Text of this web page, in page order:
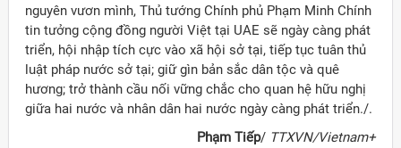
nguyên vươn mình, Thủ tướng Chính phủ Phạm Minh Chính
tin tưởng cộng đồng người Việt tại UAE sẽ ngày càng phát
triển, hội nhập tích cực vào xã hội sở tại, tiếp tục tuân thủ
luật pháp nước sở tại; giữ gìn bản sắc dân tộc và quê
hương; trở thành cầu nối vững chắc cho quan hệ hữu nghị
giữa hai nước và nhân dân hai nước ngày càng phát triển./.
Phạm Tiếp/ TTXVN/Vietnam+